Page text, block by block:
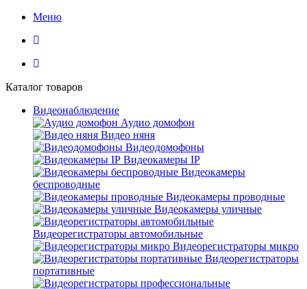
Меню
Каталог товаров
Видеонаблюдение
Аудио домофон
Видео няня
Видеодомофоны
Видеокамеры IP
Видеокамеры
беспроводные
Видеокамеры проводные
Видеокамеры уличные
Видеорегистраторы автомобильные
Видеорегистраторы микро
Видеорегистраторы
портативные